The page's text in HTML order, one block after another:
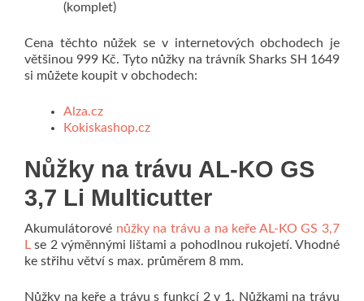
(komplet)
Cena těchto nůžek se v internetových obchodech je
většinou 999 Kč. Tyto nůžky na trávník Sharks SH 1649
si můžete koupit v obchodech:
Alza.cz
Kokiskashop.cz
Nůžky na trávu AL-KO GS
3,7 Li Multicutter
Akumulátorové nůžky na trávu a na keře AL-KO GS 3,7
L se 2 výměnnými lištami a pohodlnou rukojetí. Vhodné
ke střihu větví s max. průměrem 8 mm.
Nůžky na keře a trávu s funkcí 2 v 1. Nůžkami na trávu